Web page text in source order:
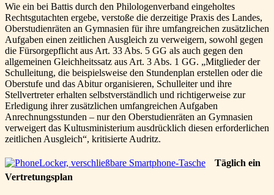
Wie ein bei Battis durch den Philologenverband eingeholtes
Rechtsgutachten ergebe, verstoße die derzeitige Praxis des Landes,
Oberstudienräten an Gymnasien für ihre umfangreichen zusätzlichen
Aufgaben einen zeitlichen Ausgleich zu verweigern, sowohl gegen
die Fürsorgepflicht aus Art. 33 Abs. 5 GG als auch gegen den
allgemeinen Gleichheitssatz aus Art. 3 Abs. 1 GG. „Mitglieder der
Schulleitung, die beispielsweise den Stundenplan erstellen oder die
Oberstufe und das Abitur organisieren, Schulleiter und ihre
Stellvertreter erhalten selbstverständlich und richtigerweise zur
Erledigung ihrer zusätzlichen umfangreichen Aufgaben
Anrechnungsstunden – nur den Oberstudienräten an Gymnasien
verweigert das Kultusministerium ausdrücklich diesen erforderlichen
zeitlichen Ausgleich“, kritisierte Audritz.
Täglich ein
Vertretungsplan